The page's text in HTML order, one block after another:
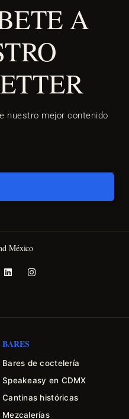
A
nuestro mejor contenido
México
BARES
Bares de coctelería
Speakeasy en CDMX
Cantinas históricas
Mezcalerías